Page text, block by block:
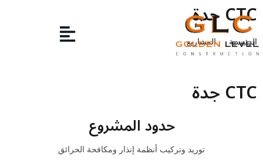
CTC جدة
الرئيسية المشاريع
CTC جدة
حدود المشروع
توريد وتركيب أنظمة إنذار ومكافحة الحرائق